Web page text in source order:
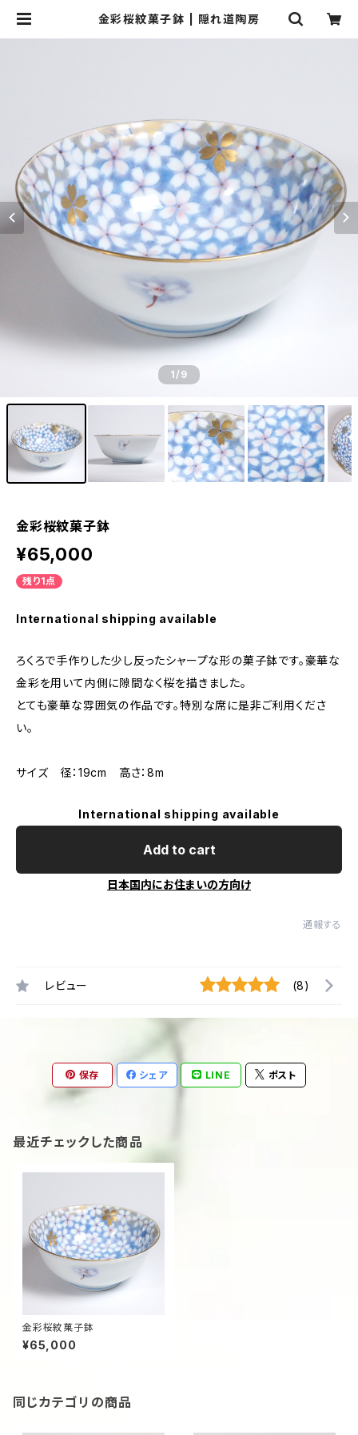
金彩桜紋菓子鉢 | 隠れ道陶房
1/9
金彩桜紋菓子鉢
¥65,000
残り1点
International shipping available
ろくろで手作りした少し反ったシャープな形の菓子鉢です。豪華な
金彩を用いて内側に隙間なく桜を描きました。
とても豪華な雰囲気の作品です。特別な席に是非ご利用くださ
い。
サイズ 径：19cm 高さ：8m
International shipping available
Add to cart
日本国内にお住まいの方向け
通報する
レビュー (8)
保存 シェア LINE ポスト
最近チェックした商品
金彩桜紋菓子鉢
¥65,000
同じカテゴリの商品